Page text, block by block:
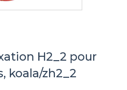
H2_2 pour
koala/zh2_2